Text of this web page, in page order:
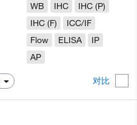
对比
WB
IHC
IHC (P)
IHC (F)
ICC/IF
Flow
ELISA
IP
AP